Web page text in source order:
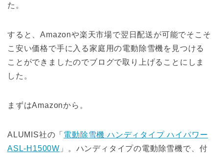
た。
すると、Amazonや楽天市場で翌日配送が可能でそこそ
こ安い価格で手に入る家庭用の電動除雪機を見つける
ことができましたのでブログで取り上げることにしま
した。
まずはAmazonから。
ALUMIS社の「 電動除雪機 ハンディタイプ ハイパワー
ASL-H1500W 」。ハンディタイプの電動除雪機で、付